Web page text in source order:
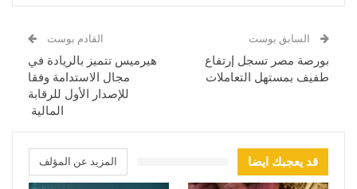
السابق بوست
بورصة مصر تسجل إرتفاع
طفيف بمستهل التعاملات
القادم بوست
هيرميس تتميز بالريادة في
مجال الاستدامة وفقا
للإصدار الأول للرقابة
المالية
قد يعجبك ايضا المزيد عن المؤلف